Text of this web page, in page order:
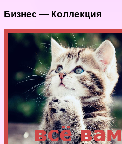
Бизнес — Коллекция